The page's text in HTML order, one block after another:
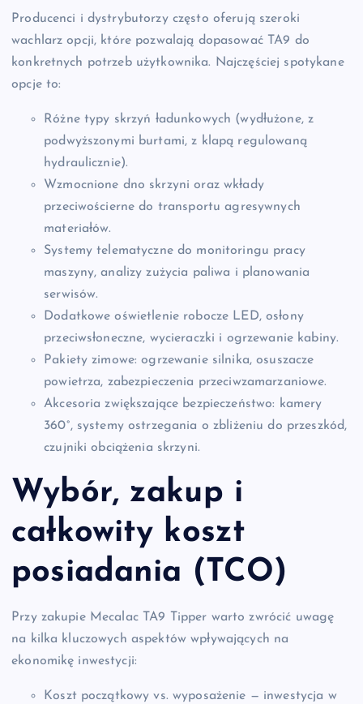
Producenci i dystrybutorzy często oferują szeroki
wachlarz opcji, które pozwalają dopasować TA9 do
konkretnych potrzeb użytkownika. Najczęściej spotykane
opcje to:
Różne typy skrzyń ładunkowych (wydłużone, z
podwyższonymi burtami, z klapą regulowaną
hydraulicznie).
Wzmocnione dno skrzyni oraz wkłady
przeciwościerne do transportu agresywnych
materiałów.
Systemy telematyczne do monitoringu pracy
maszyny, analizy zużycia paliwa i planowania
serwisów.
Dodatkowe oświetlenie robocze LED, osłony
przeciwsłoneczne, wycieraczki i ogrzewanie kabiny.
Pakiety zimowe: ogrzewanie silnika, osuszacze
powietrza, zabezpieczenia przeciwzamarzaniowe.
Akcesoria zwiększające bezpieczeństwo: kamery
360°, systemy ostrzegania o zbliżeniu do przeszkód,
czujniki obciążenia skrzyni.
Wybór, zakup i
całkowity koszt
posiadania (TCO)
Przy zakupie Mecalac TA9 Tipper warto zwrócić uwagę
na kilka kluczowych aspektów wpływających na
ekonomikę inwestycji:
Koszt początkowy vs. wyposażenie — inwestycja w